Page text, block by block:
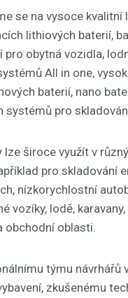
se na vysoce kvalitní
lithiových baterií,
pro obytná vozidla,
All in one,
baterií, nano
systémů pro
lze široce využít v
pro skladování
nízkorychlostní
vozíky, lodě,
obchodní oblasti.
týmu návrhářů
zkušenému